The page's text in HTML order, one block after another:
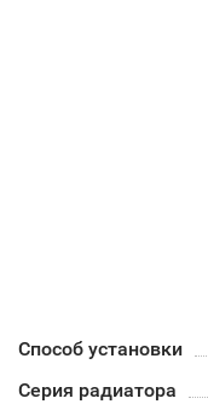
Способ установки
Серия радиатора